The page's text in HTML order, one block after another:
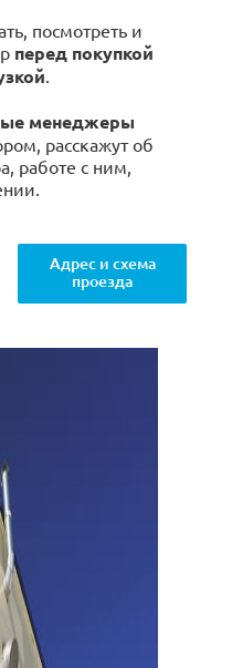
посмотреть и
перед покупкой
.
менеджеры
расскажут об
работе с ним,
Адрес и схема
проезда